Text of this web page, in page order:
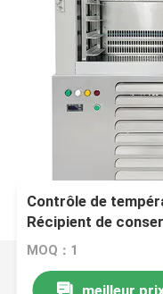
Contrôle de
Récipient de
restaurant
MOQ：1
meilleur